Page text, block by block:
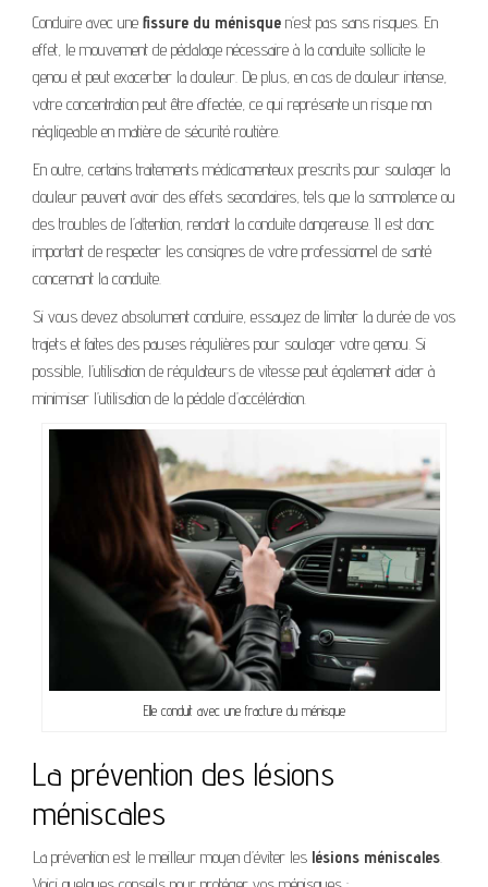
Conduire avec une fissure du ménisque n’est pas sans risques. En
effet, le mouvement de pédalage nécessaire à la conduite sollicite le
genou et peut exacerber la douleur. De plus, en cas de douleur intense,
votre concentration peut être affectée, ce qui représente un risque non
négligeable en matière de sécurité routière.
En outre, certains traitements médicamenteux prescrits pour soulager la
douleur peuvent avoir des effets secondaires, tels que la somnolence ou
des troubles de l’attention, rendant la conduite dangereuse. Il est donc
important de respecter les consignes de votre professionnel de santé
concernant la conduite.
Si vous devez absolument conduire, essayez de limiter la durée de vos
trajets et faites des pauses régulières pour soulager votre genou. Si
possible, l’utilisation de régulateurs de vitesse peut également aider à
minimiser l’utilisation de la pédale d’accélération.
Elle conduit avec une fracture du ménisque
La prévention des lésions
méniscales
La prévention est le meilleur moyen d’éviter les lésions méniscales